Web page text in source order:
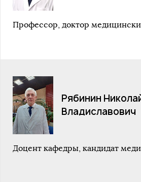
Профессор, доктор
Рябинин
Владиславович
Доцент кафедры, кандидат